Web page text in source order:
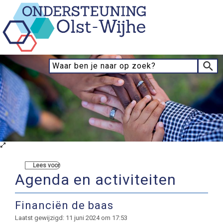
Lees voor
Agenda en activiteiten
Financiën de baas
Laatst gewijzigd: 11 juni 2024 om 17:53